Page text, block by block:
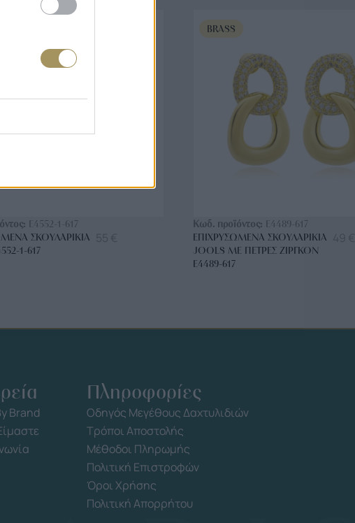
E4552-1-617
ΣΚΟΥΛΑΡΊΚΙΑ
1-617
BRASS
Κωδ. προϊόντος: E4489-617
ΕΠΙΧΡΥΣΩΜΈΝΑ ΣΚΟΥΛΑΡΊΚΙΑ
JOOLS ΜΕ ΠΈΤΡΕΣ ΖΙΡΓΚΌΝ
E4489-617
Brand
Πληροφορίες
Οδηγός Μεγέθους Δαχτυλιδιών
Τρόποι Αποστολής
Μέθοδοι Πληρωμής
Πολιτική Επιστροφών
Όροι Χρήσης
Πολιτική Απορρήτου